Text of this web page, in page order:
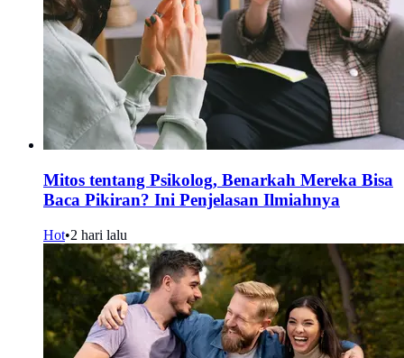
Mitos tentang Psikolog, Benarkah Mereka Bisa
Baca Pikiran? Ini Penjelasan Ilmiahnya
Hot•2 hari lalu